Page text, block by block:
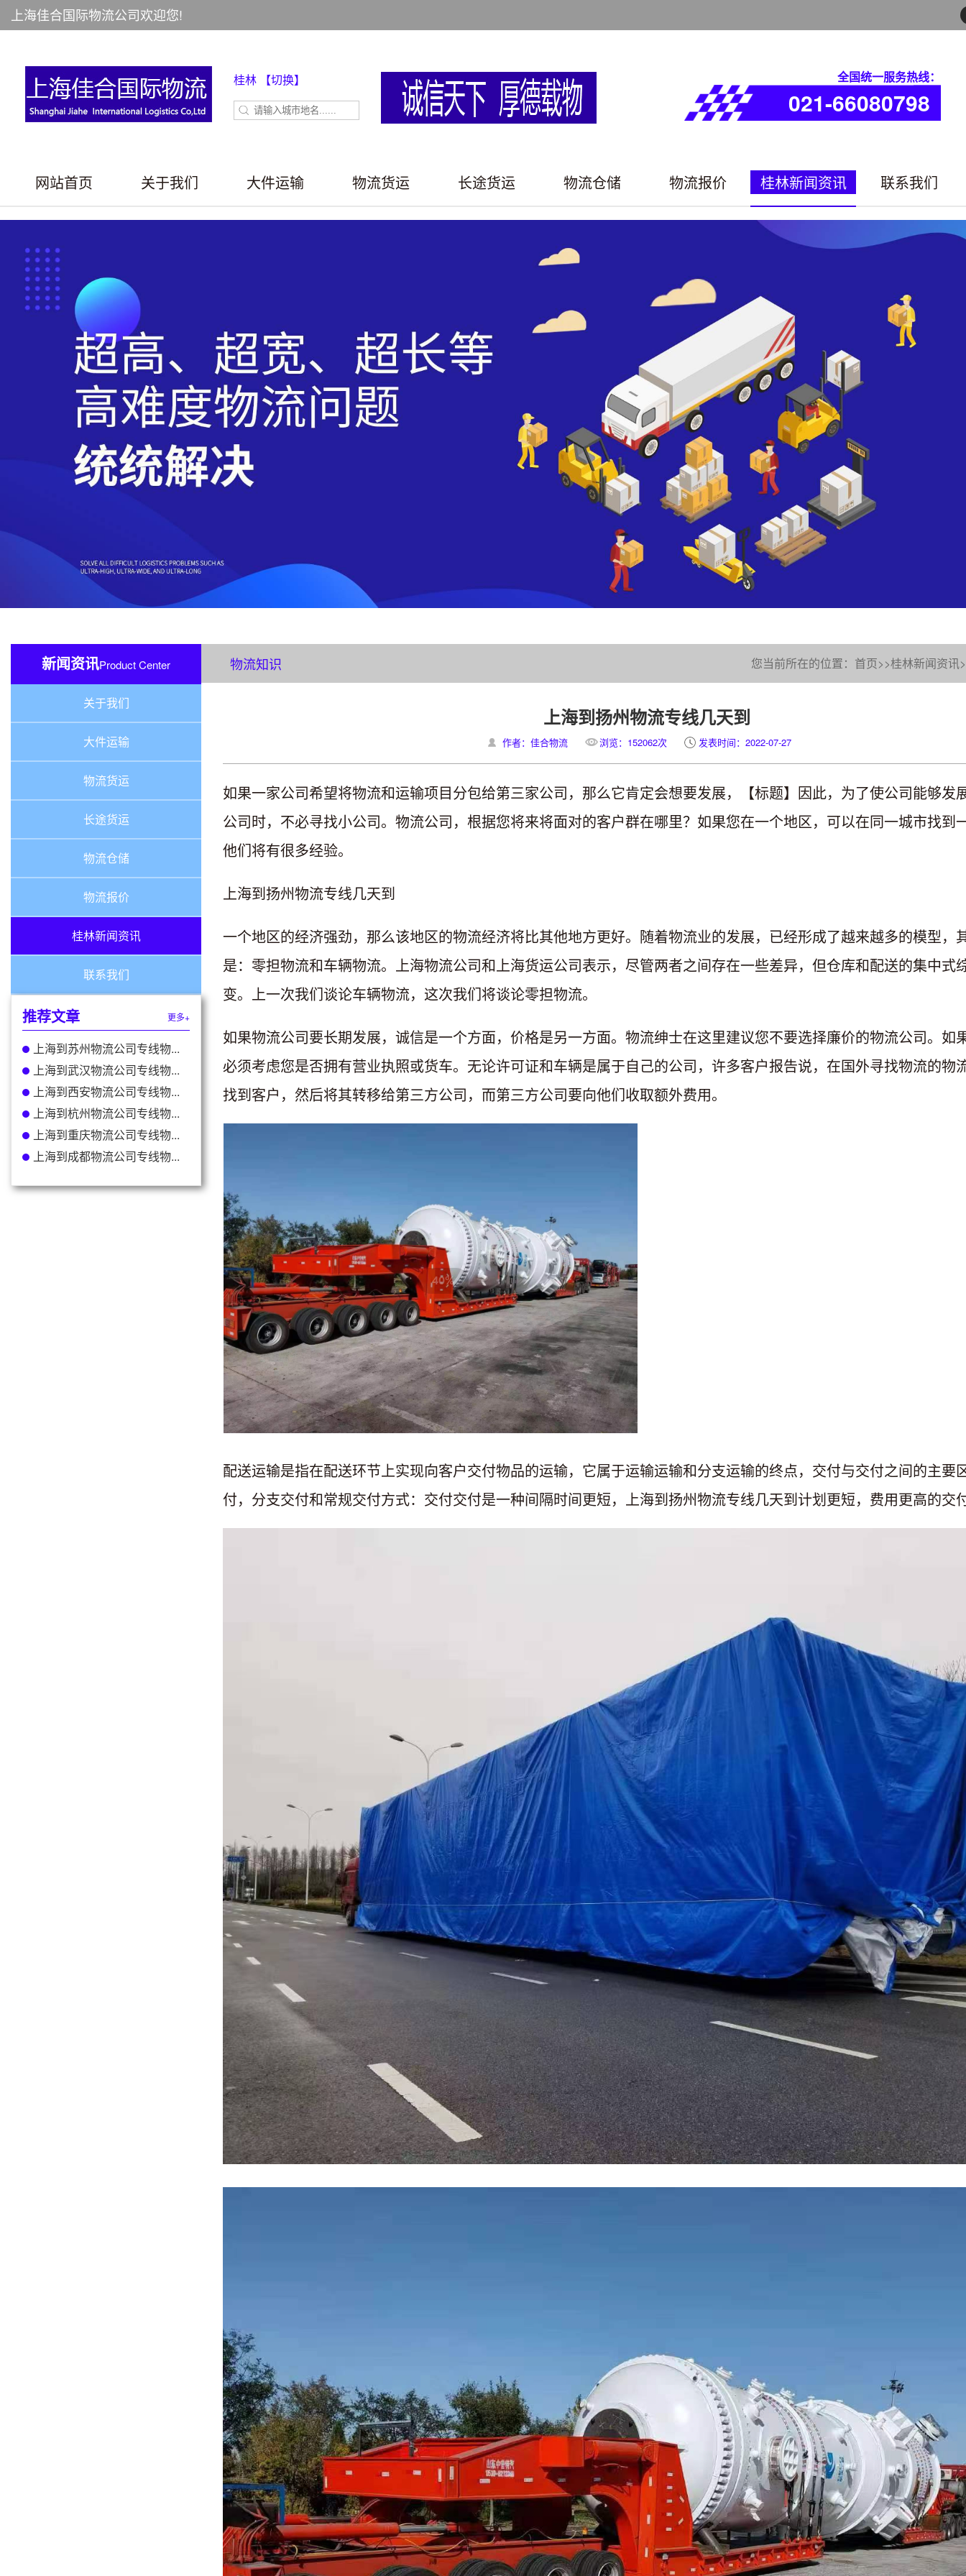
上海佳合国际物流公司欢迎您!
桂林 【切换】 全国统一服务热线：
021-66080798
网站首页 关于我们 大件运输 物流货运 长途货运 物流仓储 物流报价 桂林新闻资讯 联系我们
新闻资讯Product Center
关于我们
大件运输
物流货运
长途货运
物流仓储
物流报价
桂林新闻资讯
联系我们
推荐文章 更多+
上海到苏州物流公司专线物...
上海到武汉物流公司专线物...
上海到西安物流公司专线物...
上海到杭州物流公司专线物...
上海到重庆物流公司专线物...
上海到成都物流公司专线物...
物流知识 您当前所在的位置： 首页>>桂林新闻资讯
上海到扬州物流专线几天到
作者：佳合物流 浏览：152062次 发表时间：2022-07-27
如果一家公司希望将物流和运输项目分包给第三家公司，那么它肯定会想要发展，【标题】因此，为了使公司能够发
公司时，不必寻找小公司。物流公司，根据您将来将面对的客户群在哪里？如果您在一个地区，可以在同一城市找到
他们将有很多经验。
上海到扬州物流专线几天到
一个地区的经济强劲，那么该地区的物流经济将比其他地方更好。随着物流业的发展，已经形成了越来越多的模型，
是：零担物流和车辆物流。上海物流公司和上海货运公司表示，尽管两者之间存在一些差异，但仓库和配送的集中式
变。上一次我们谈论车辆物流，这次我们将谈论零担物流。
如果物流公司要长期发展，诚信是一个方面，价格是另一方面。物流绅士在这里建议您不要选择廉价的物流公司。如
必须考虑您是否拥有营业执照或货车。无论许可证和车辆是属于自己的公司，许多客户报告说，在国外寻找物流的物
找到客户，然后将其转移给第三方公司，而第三方公司要向他们收取额外费用。
配送运输是指在配送环节上实现向客户交付物品的运输，它属于运输运输和分支运输的终点，交付与交付之间的主要
付，分支交付和常规交付方式：交付交付是一种间隔时间更短，上海到扬州物流专线几天到计划更短，费用更高的交